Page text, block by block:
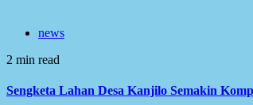
news
2 min read
Sengketa Lahan Desa Kanjilo Semakin